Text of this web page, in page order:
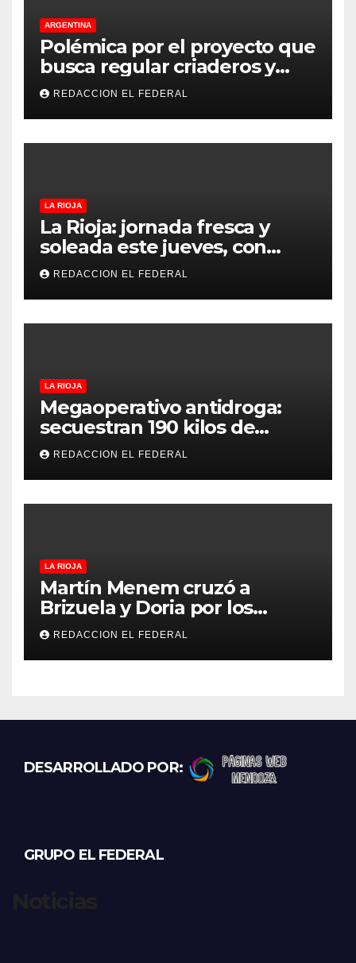
ARGENTINA
Polémica por el proyecto que
busca regular criaderos y
refugios de perros y gatos:
denuncian excesos, mientras
proteccionistas reclaman
controles más duros
REDACCION EL FEDERAL
LA RIOJA
La Rioja: jornada fresca y
soleada este jueves, con
temperaturas estables para
el viernes
REDACCION EL FEDERAL
LA RIOJA
Megaoperativo antidroga:
secuestran 190 kilos de
marihuana que tenían como
destino La Rioja y Catamarca
REDACCION EL FEDERAL
LA RIOJA
Martín Menem cruzó a
Brizuela y Doria por los
incendios en Guanchín:
“Miente descaradamente”
REDACCION EL FEDERAL
DESARROLLADO POR:
GRUPO EL FEDERAL